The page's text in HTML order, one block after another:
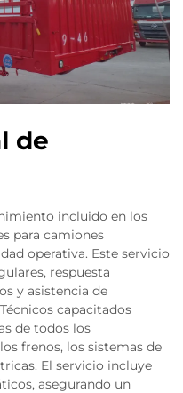
de
incluido en los
para camiones
operativa. Este servicio
respuesta
y asistencia de
capacitados
de todos los
frenos, los sistemas de
El servicio incluye
asegurando un